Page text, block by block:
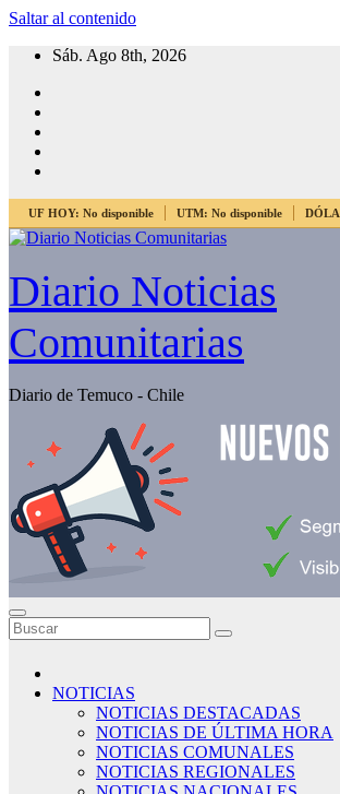
Saltar al contenido
Sáb. Ago 8th, 2026
UF HOY: No disponible UTM: No disponible
Diario Noticias
Comunitarias
Diario de Temuco - Chile
NOTICIAS
NOTICIAS DESTACADAS
NOTICIAS DE ÚLTIMA HORA
NOTICIAS COMUNALES
NOTICIAS REGIONALES